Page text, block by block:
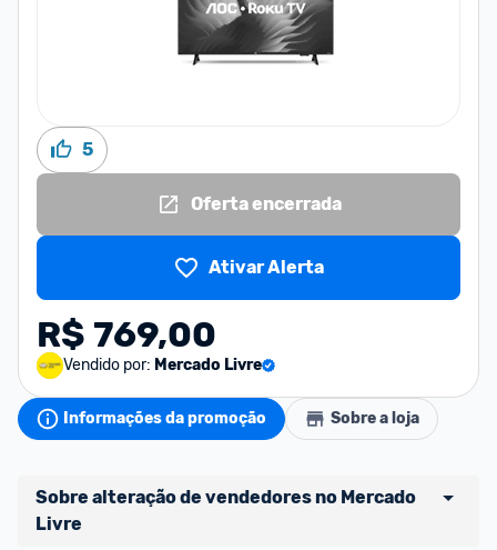
5
Oferta encerrada
Ativar Alerta
R$ 769,00
Vendido por: Mercado Livre
Informações da promoção Sobre a loja
Sobre alteração de vendedores no Mercado
Livre